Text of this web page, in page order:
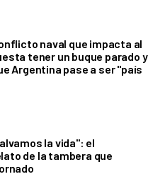
naval que impacta al
tener un buque parado y
Argentina pase a ser "país
la vida": el
de la tambera que